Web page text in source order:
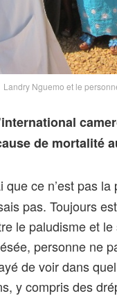
Landry Nguemo et le
de mortalité
que ce n’est pas
pas. Toujours
le paludisme et
personne ne
de voir dans
y compris des